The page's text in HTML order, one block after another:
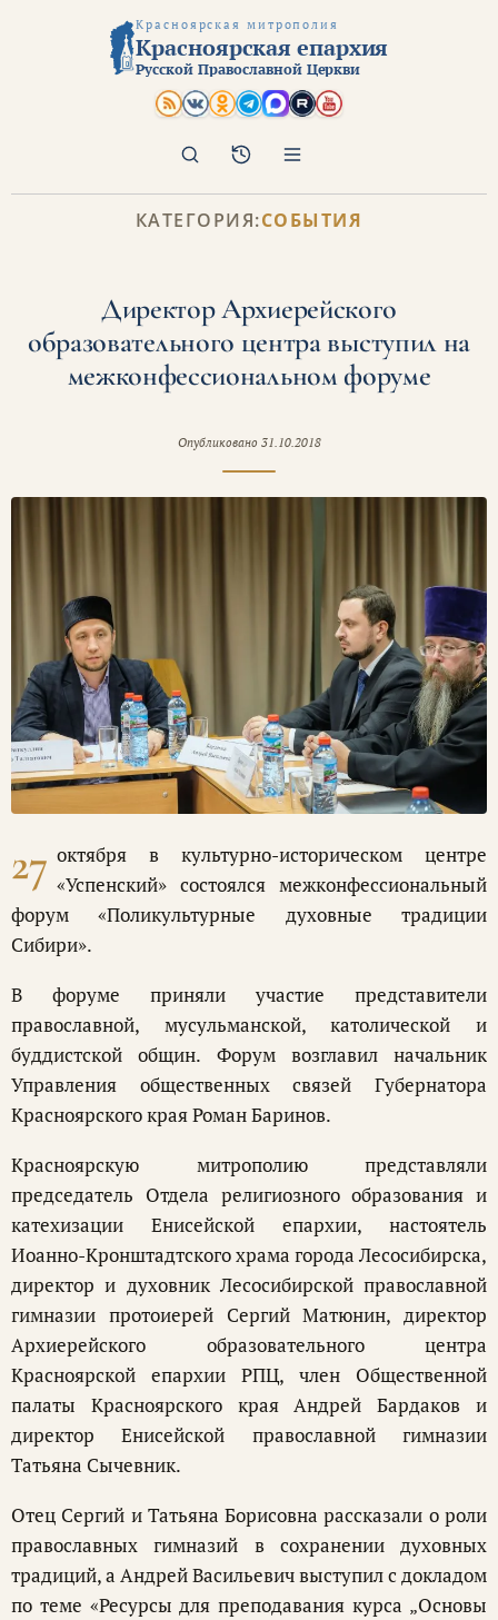
Красноярская митрополия
Красноярская епархия
Русской Православной Церкви
Архив
Поиск
КАТЕГОРИЯ:СОБЫТИЯ
Директор Архиерейского
образовательного центра выступил на
межконфессиональном форуме
Опубликовано 31.10.2018
27 октября в культурно-историческом центре
«Успенский» состоялся межконфессиональный
форум «Поликультурные духовные традиции
Сибири».
В форуме приняли участие представители
православной, мусульманской, католической и
буддистской общин. Форум возглавил начальник
Управления общественных связей Губернатора
Красноярского края Роман Баринов.
Красноярскую митрополию представляли
председатель Отдела религиозного образования и
катехизации Енисейской епархии, настоятель
Иоанно-Кронштадтского храма города Лесосибирска,
директор и духовник Лесосибирской православной
гимназии протоиерей Сергий Матюнин, директор
Архиерейского образовательного центра
Красноярской епархии РПЦ, член Общественной
палаты Красноярского края Андрей Бардаков и
директор Енисейской православной гимназии
Татьяна Сычевник.
Отец Сергий и Татьяна Борисовна рассказали о роли
православных гимназий в сохранении духовных
традиций, а Андрей Васильевич выступил с докладом
по теме «Ресурсы для преподавания курса „Основы